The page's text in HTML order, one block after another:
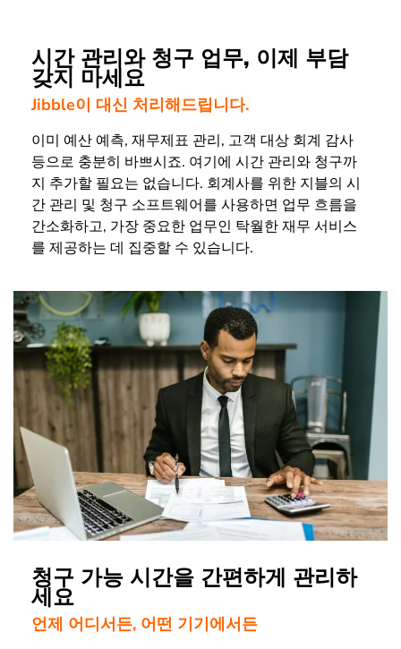
시간 관리와 청구 업무, 이제 부담
갖지 마세요
Jibble이 대신 처리해드립니다.
이미 예산 예측, 재무제표 관리, 고객 대상 회계 감사
등으로 충분히 바쁘시죠. 여기에 시간 관리와 청구까
지 추가할 필요는 없습니다. 회계사를 위한 지블의 시
간 관리 및 청구 소프트웨어를 사용하면 업무 흐름을
간소화하고, 가장 중요한 업무인 탁월한 재무 서비스
를 제공하는 데 집중할 수 있습니다.
청구 가능 시간을 간편하게 관리하
세요
언제 어디서든, 어떤 기기에서든